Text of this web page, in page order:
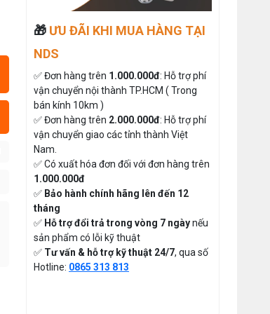
🎁 ƯU ĐÃI KHI MUA HÀNG TẠI
NDS
✅ Đơn hàng trên 1.000.000đ: Hỗ trợ phí
vận chuyển nội thành TP.HCM ( Trong
bán kính 10km )
✅ Đơn hàng trên 2.000.000đ: Hỗ trợ phí
vận chuyển giao các tỉnh thành Việt
Nam.
✅ Có xuất hóa đơn đối với đơn hàng trên
1.000.000đ
✅ Bảo hành chính hãng lên đến 12
tháng
✅ Hỗ trợ đổi trả trong vòng 7 ngàynếu
sản phẩm có lỗi kỹ thuật
✅ Tư vấn & hỗ trợ kỹ thuật 24/7, qua số
Hotline: 0865 313 813
Máy May Bao Cầm Tay Chính Hãng
– Giá Rẻ, Bền, Dễ Sử Dụng (Top 3
Cung cấp hóa chất công nghiệp
cho doanh nghiệp của bạn
Thứ năm, 24/10/2024
Hướng Dẫn Cách Sử Dụng Máy May
Gia Đình Từ A-Z Cho Người Mới
Tổ Hợp May Nhỏ Thì Nên Chọn Máy
Cắt Vải Cầm Tay Không ? Phân Tích
Hướng Dẫn Điều Chỉnh Chỉ May Cho
Máy May Gia Đình Đúng Kỹ Thuật
Thứ hai, 27/07/2026
Giá bán lẻ:
Đăng nhập để xem giá sỉ
Giá bán lẻ:
TAY ĐĨA DAO 65
Đăng nhập để xem giá sỉ
Giá bán lẻ:49.000đ
THAN MÁY CẮT VẢI CẦM TAY
YJ-65 ( 1 CẶP )
Đăng nhập để xem giá sỉ